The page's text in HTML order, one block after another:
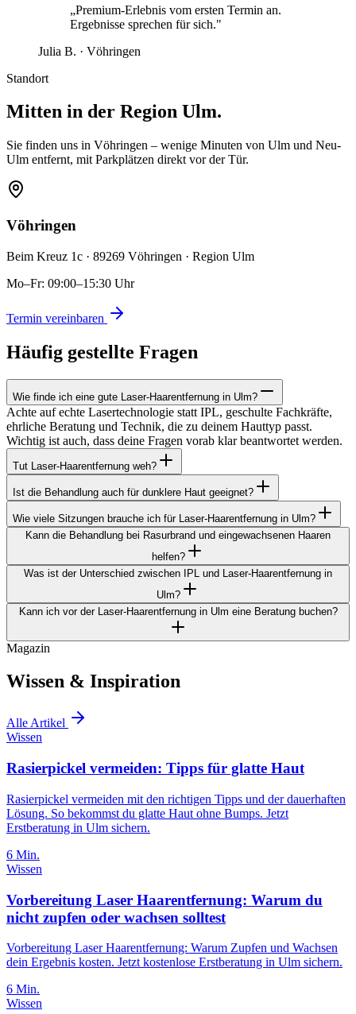
„Premium-Erlebnis vom ersten Termin an.
Ergebnisse sprechen für sich."
Julia B. · Vöhringen
Standort
Mitten in der Region Ulm.
Sie finden uns in Vöhringen – wenige Minuten von Ulm und Neu-
Ulm entfernt, mit Parkplätzen direkt vor der Tür.
Vöhringen
Beim Kreuz 1c · 89269 Vöhringen · Region Ulm
Mo–Fr: 09:00–15:30 Uhr
Termin vereinbaren
Häufig gestellte Fragen
Wie finde ich eine gute Laser-Haarentfernung in Ulm?
Achte auf echte Lasertechnologie statt IPL, geschulte Fachkräfte,
ehrliche Beratung und Technik, die zu deinem Hauttyp passt.
Wichtig ist auch, dass deine Fragen vorab klar beantwortet werden.
Tut Laser-Haarentfernung weh?
Ist die Behandlung auch für dunklere Haut geeignet?
Wie viele Sitzungen brauche ich für Laser-Haarentfernung in Ulm?
Kann die Behandlung bei Rasurbrand und eingewachsenen Haaren
helfen?
Was ist der Unterschied zwischen IPL und Laser-Haarentfernung in
Ulm?
Kann ich vor der Laser-Haarentfernung in Ulm eine Beratung buchen?
Magazin
Wissen & Inspiration
Alle Artikel
Wissen
Rasierpickel vermeiden: Tipps für glatte Haut
Rasierpickel vermeiden mit den richtigen Tipps und der dauerhaften
Lösung. So bekommst du glatte Haut ohne Bumps. Jetzt
Erstberatung in Ulm sichern.
6 Min.
Wissen
Vorbereitung Laser Haarentfernung: Warum du
nicht zupfen oder wachsen solltest
Vorbereitung Laser Haarentfernung: Warum Zupfen und Wachsen
dein Ergebnis kosten. Jetzt kostenlose Erstberatung in Ulm sichern.
6 Min.
Wissen